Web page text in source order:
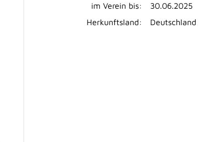
im Verein bis:
30.06.2025
Herkunftsland:
Deutschland